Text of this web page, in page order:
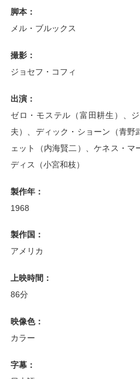
脚本：
メル・ブルックス
撮影：
ジョセフ・コフィ
出演：
ゼロ・モステル（富田耕生）、
夫）、ディック・ショーン（青野
ェット（内海賢二）、ケネス・
ディス（小宮和枝）
製作年：
1968
製作国：
アメリカ
上映時間：
86分
映像色：
カラー
字幕：